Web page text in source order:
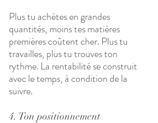
Plus tu achètes en grandes
quantités, moins tes matières
premières coûtent cher. Plus tu
travailles, plus tu trouves ton
rythme. La rentabilité se construit
avec le temps, à condition de la
suivre.
4. Ton positionnement